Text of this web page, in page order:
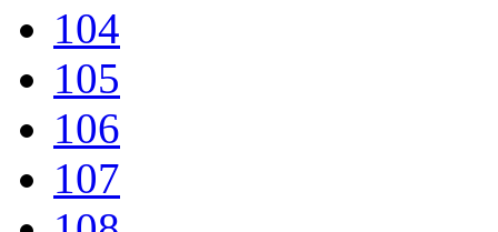
104
105
106
107